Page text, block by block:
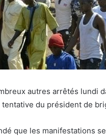
autres arrêtés lundi
du président de
que les manifestations